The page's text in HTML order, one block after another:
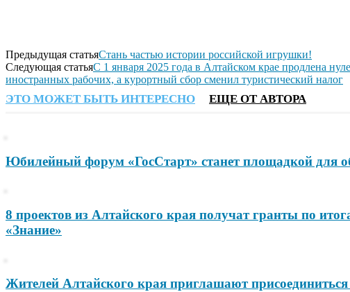
Предыдущая статьяСтань частью истории российской игрушки!
Следующая статьяС 1 января 2025 года в Алтайском крае продлена
иностранных рабочих, а курортный сбор сменил туристический налог
ЭТО МОЖЕТ БЫТЬ ИНТЕРЕСНО ЕЩЕ ОТ АВТОРА
Юбилейный форум «ГосСтарт» станет площадкой для
8 проектов из Алтайского края получат гранты по
«Знание»
Жителей Алтайского края приглашают